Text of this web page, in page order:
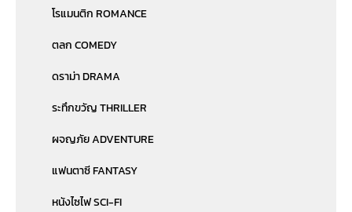
โรแมนติก ROMANCE
ตลก COMEDY
ดราม่า DRAMA
ระทึกขวัญ THRILLER
ผจญภัย ADVENTURE
แฟนตาซี FANTASY
หนังไซไฟ SCI-FI